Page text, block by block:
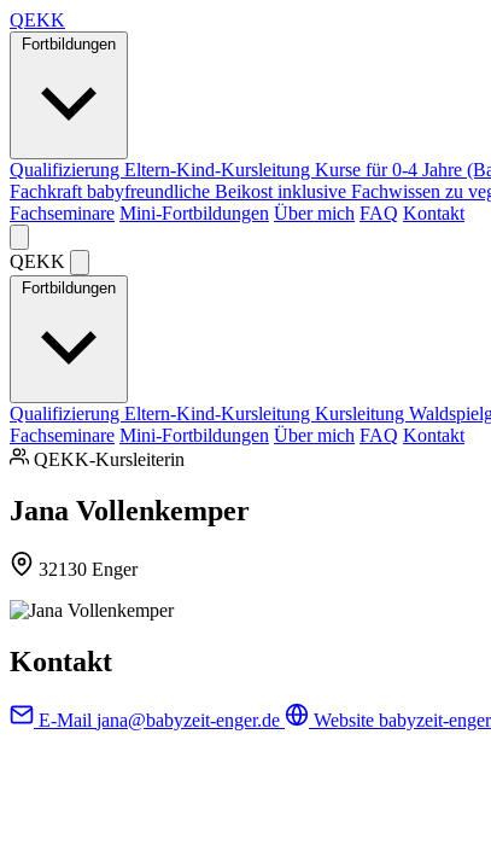
QEKK
Fortbildungen
Qualifizierung Eltern-Kind-Kursleitung Kurse für 0-4 Jahre
Fachkraft babyfreundliche Beikost inklusive Fachwissen zu
Fachseminare Mini-Fortbildungen Über mich FAQ Kontakt
QEKK
Fortbildungen
Qualifizierung Eltern-Kind-Kursleitung Kursleitung
Fachseminare Mini-Fortbildungen Über mich FAQ Kontakt
QEKK-Kursleiterin
Jana Vollenkemper
32130 Enger
Kontakt
E-Mail jana@babyzeit-enger.de Website babyzeit-